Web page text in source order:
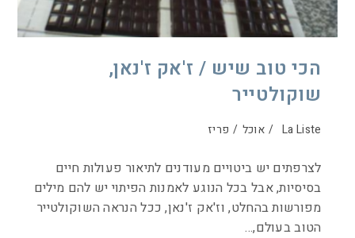
הכי טוב שיש / ז'אק ז'נאן,
שוקולטייר
La Liste
/ אוכל / פריז
לצרפתים יש ביטויים מעודנים לתיאור פעולות חיים
בסיסיות, אבל בכל הנוגע לאמנות הפיתוי יש להם מילים
מפורשות בהחלט, וז'אק ז'נאן, ככל הנראה השוקולטייר
הטוב בעולם,…